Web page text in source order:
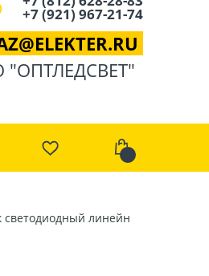
+7 (921) 967-21-74
@ELEKTER.RU
светодиодный линейный IP65